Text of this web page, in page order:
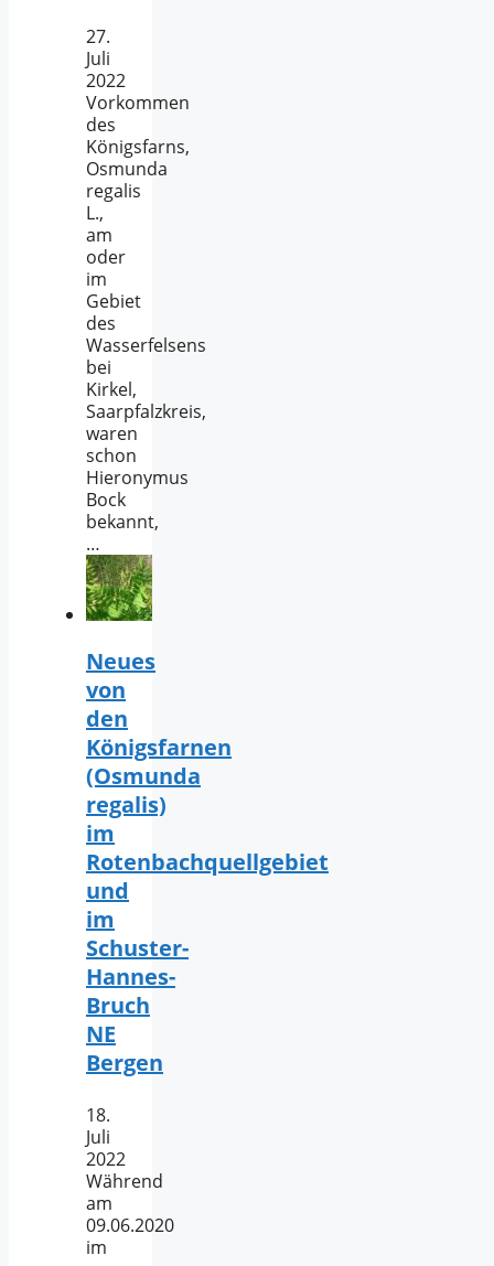
27.
Juli
2022
Vorkommen
des
Königsfarns,
Osmunda
regalis
L.,
am
oder
im
Gebiet
des
Wasserfelsens
bei
Kirkel,
Saarpfalzkreis,
waren
schon
Hieronymus
Bock
bekannt,
…
Neues
von
den
Königsfarnen
(Osmunda
regalis)
im
Rotenbachquellgebiet
und
im
Schuster-
Hannes-
Bruch
NE
Bergen
18.
Juli
2022
Während
am
09.06.2020
im